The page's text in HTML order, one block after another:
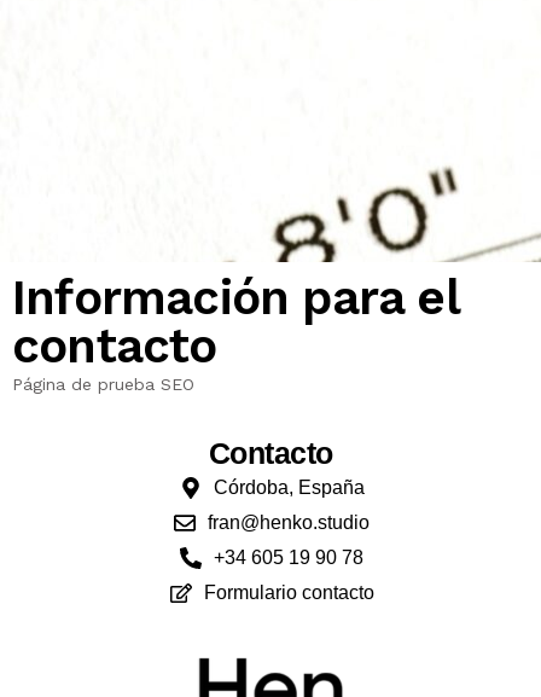
Información para el
contacto
Página de prueba SEO
Contacto
Córdoba, España
fran@henko.studio
+34 605 19 90 78
Formulario contacto